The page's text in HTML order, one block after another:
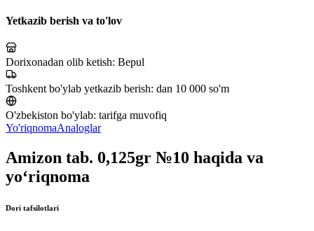
Yetkazib berish va to'lov
Dorixonadan olib ketish: Bepul
Toshkent bo'ylab yetkazib berish: dan 10 000 so'm
O'zbekiston bo'ylab: tarifga muvofiq
Yo'riqnomaAnaloglar
Amizon tab. 0,125gr №10 haqida va
yo‘riqnoma
Dori tafsilotlari